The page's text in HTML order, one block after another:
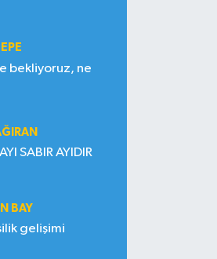
bekliyoruz, ne
SABIR AYIDIR
BAY
gelişimi